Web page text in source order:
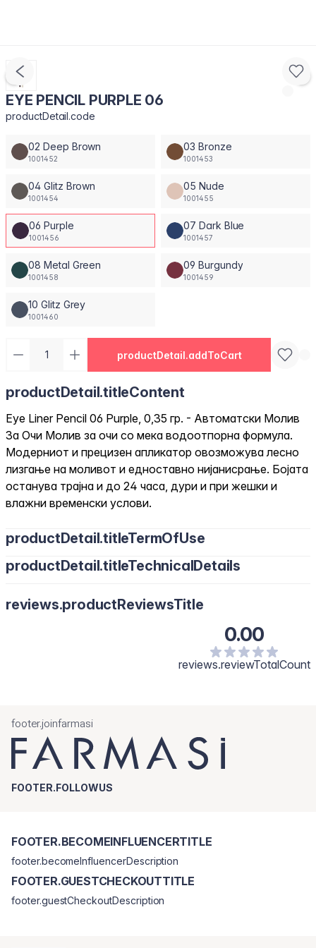
EYE PENCIL PURPLE 06
productDetail.code
02 Deep Brown
1001452
03 Bronze
1001453
04 Glitz Brown
1001454
05 Nude
1001455
06 Purple
1001456
07 Dark Blue
1001457
08 Metal Green
1001458
09 Burgundy
1001459
10 Glitz Grey
1001460
productDetail.addToCart
productDetail.titleContent
Eye Liner Pencil 06 Purple, 0,35 гр. - Автоматски Молив
За Очи Молив за очи со мека водоотпорна формула.
Модерниот и прецизен апликатор овозможува лесно
лизгање на моливот и едноставно нијанисрање. Бојата
останува трајна и до 24 часа, дури и при жешки и
влажни временски услови.
productDetail.titleTermOfUse
productDetail.titleTechnicalDetails
reviews.productReviewsTitle
0.00
reviews.reviewTotalCount
footer.joinfarmasi
FOOTER.FOLLOWUS
FOOTER.BECOMEINFLUENCERTITLE
footer.becomeInfluencerDescription
FOOTER.GUESTCHECKOUTTITLE
footer.guestCheckoutDescription